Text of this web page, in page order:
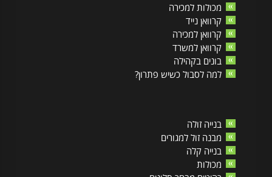
מכולות למכירה
קרוואן נייד
קרוואן למכירה
קרוואן למשרד
בונים בקהילה
למה לסבול כשיש פתרון?
בנייה זולה
מבנה זול למגורים
בנייה קלה
מכולות